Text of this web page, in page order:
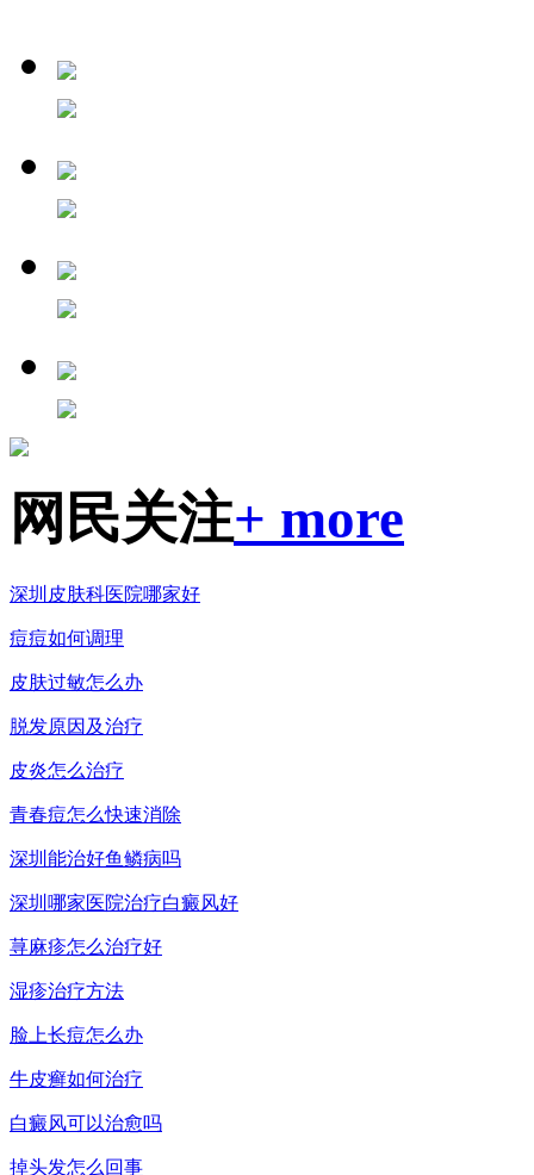
网民关注+ more
深圳皮肤科医院哪家好
痘痘如何调理
皮肤过敏怎么办
脱发原因及治疗
皮炎怎么治疗
青春痘怎么快速消除
深圳能治好鱼鳞病吗
深圳哪家医院治疗白癜风好
荨麻疹怎么治疗好
湿疹治疗方法
脸上长痘怎么办
牛皮癣如何治疗
白癜风可以治愈吗
掉头发怎么回事